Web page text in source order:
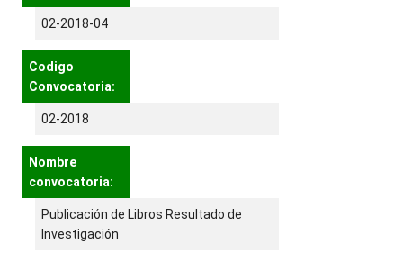
02-2018-04
Codigo
Convocatoria:
02-2018
Nombre
convocatoria:
Publicación de Libros Resultado de
Investigación